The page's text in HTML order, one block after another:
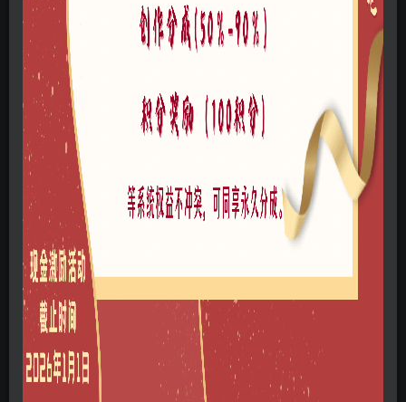
风格
文件大小
网站问题可以点此给管理员发邮件
© 版权声明
本站所有文章，所有资源素材，版权归投稿者或原作者所有，如若本
站投稿者上传内容侵犯了原作者的合法权益，可联系我们进行删除处
积分专区 B0104-公园景观
喜欢就支持一下吧